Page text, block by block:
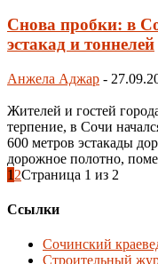
Снова пробки: в
эстакад и тоннелей
Анжела Аджар -
Жителей и гостей
терпение, в Сочи
600 метров эстакады
дорожное полотно,
1 2Страница 1 из 2
Ссылки
Сочинский
Строительный